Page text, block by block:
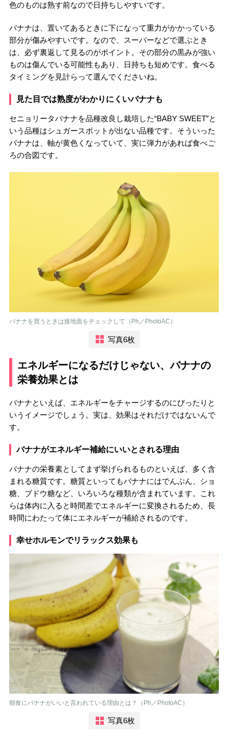
色のものは熟す前なので日持ちしやすいです。
バナナは、置いてあるときに下になって重力がかかっている
部分が傷みやすいです。なので、スーパーなどで選ぶとき
は、必ず裏返して見るのがポイント。その部分の黒みが強い
ものは傷んでいる可能性もあり、日持ちも短めです。食べる
タイミングを見計らって選んでくださいね。
見た目では熟度がわかりにくいバナナも
セニョリータバナナを品種改良し栽培した“BABY SWEET”と
いう品種はシュガースポットが出ない品種です。そういった
バナナは、軸が黄色くなっていて、実に弾力があれば食べご
ろの合図です。
バナナを買うときは接地面をチェックして（Ph／PhotoAC）
写真6枚
エネルギーになるだけじゃない、バナナの
栄養効果とは
バナナといえば、エネルギーをチャージするのにぴったりと
いうイメージでしょう。実は、効果はそれだけではないんで
す。
バナナがエネルギー補給にいいとされる理由
バナナの栄養素としてまず挙げられるものといえば、多く含
まれる糖質です。糖質といってもバナナにはでんぷん、ショ
糖、ブドウ糖など、いろいろな種類が含まれています。これ
らは体内に入ると時間差でエネルギーに変換されるため、長
時間にわたって体にエネルギーが補給されるのです。
幸せホルモンでリラックス効果も
朝食にバナナがいいと言われている理由とは？（Ph／PhotoAC）
写真6枚